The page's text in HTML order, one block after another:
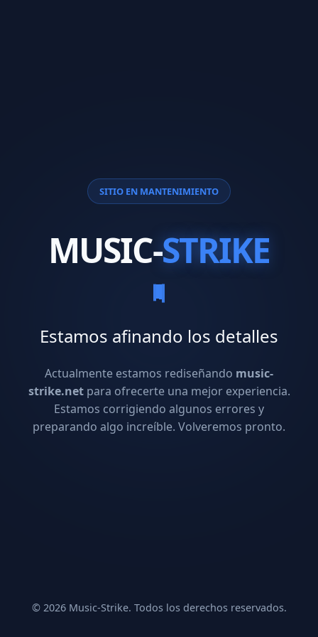
SITIO EN MANTENIMIENTO
MUSIC-STRIKE
Estamos afinando los detalles
Actualmente estamos rediseñando music-
strike.netpara ofrecerte una mejor experiencia.
Estamos corrigiendo algunos errores y
preparando algo increíble. Volveremos pronto.
© 2026 Music-Strike. Todos los derechos reservados.